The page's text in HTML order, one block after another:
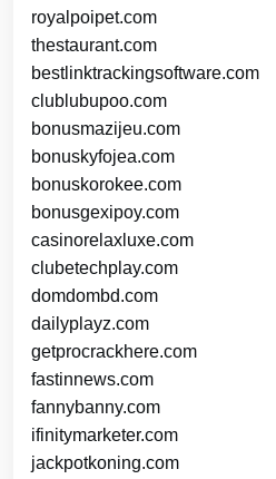
royalpoipet.com
thestaurant.com
bestlinktrackingsoftware.com
clublubupoo.com
bonusmazijeu.com
bonuskyfojea.com
bonuskorokee.com
bonusgexipoy.com
casinorelaxluxe.com
clubetechplay.com
domdombd.com
dailyplayz.com
getprocrackhere.com
fastinnews.com
fannybanny.com
ifinitymarketer.com
jackpotkoning.com